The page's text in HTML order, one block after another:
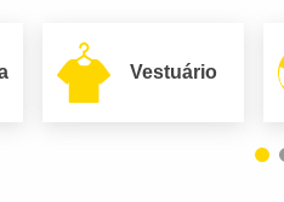
Vestuário